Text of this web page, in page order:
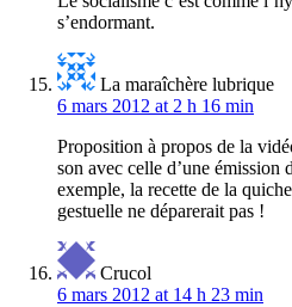
s’endormant.
La maraîchère lubrique
6 mars 2012 at 2 h 16 min
Proposition à propos de la
son avec celle d’une émission
exemple, la recette de la
gestuelle ne déparerait pas !
Crucol
6 mars 2012 at 14 h 23 min